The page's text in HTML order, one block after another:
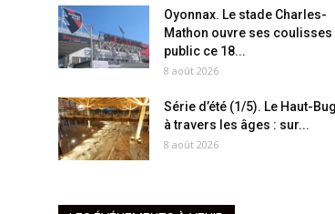
Oyonnax. Le stade Charles-
Mathon ouvre ses coulisses
public ce 18...
8 août 2026
Série d’été (1/5). Le Haut-
à travers les âges : sur...
8 août 2026